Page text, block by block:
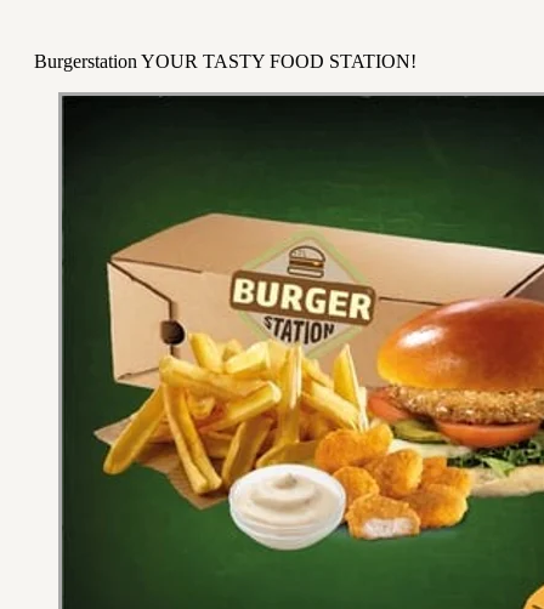
Burgerstation YOUR TASTY FOOD STATION!